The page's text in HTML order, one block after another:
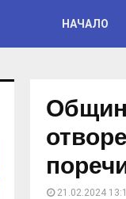
НАЧАЛО
21.02.2024